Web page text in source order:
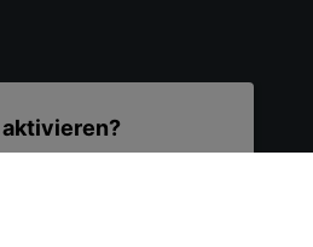
aktivieren?
nur aktiviert werden, wenn
dürfen.